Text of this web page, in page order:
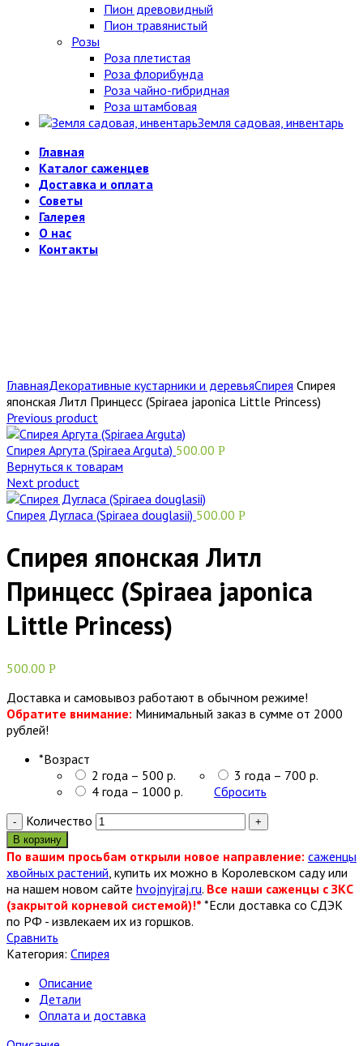
Пион древовидный
Пион травянистый
Розы
Роза плетистая
Роза флорибунда
Роза чайно-гибридная
Роза штамбовая
Земля садовая, инвентарь
Главная
Каталог саженцев
Доставка и оплата
Советы
Галерея
О нас
Контакты
ГлавнаяДекоративные кустарники и деревьяСпирея Спирея
японская Литл Принцесс (Spiraea japonica Little Princess)
Previous product
Спирея Аргута (Spiraea Arguta) 500.00 Р
Вернуться к товарам
Next product
Спирея Дугласа (Spiraea douglasii) 500.00 Р
Спирея японская Литл
Принцесс (Spiraea japonica
Little Princess)
500.00 Р
Доставка и самовывоз работают в обычном режиме!
Обратите внимание: Минимальный заказ в сумме от 2000
рублей!
*Возраст
2 года – 500 р.
3 года – 700 р.
4 года – 1000 р.
Сбросить
Количество
В корзину
По вашим просьбам открыли новое направление: саженцы
хвойных растений , купить их можно в Королевском саду или
на нашем новом сайте hvojnyjraj.ru. Все наши саженцы с ЗКС
(закрытой корневой системой)!* *Если доставка со СДЭК
по РФ - извлекаем их из горшков.
Сравнить
Категория: Спирея
Описание
Детали
Оплата и доставка